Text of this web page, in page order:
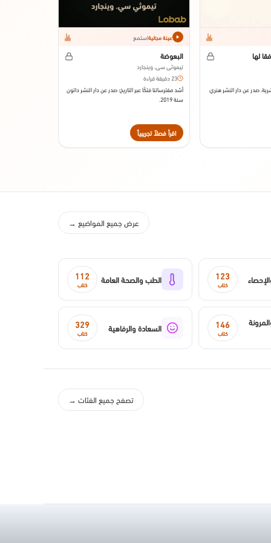
لها
صدر عن دار النشر هنري
عينة مجانيةاستمع
البعوضة
تيموثي سي. وينجارد
23 دقيقة قراءة
أشد مفترساتنا فتكًا عبر التاريخ؛ صدر عن دار النشر داتون
سنة 2019.
اقرأ فصلاً تجريبياً
عرض جميع المواضيع →
123
كتاب الطب والصحة العامة 112
كتاب
146
كتاب السعادة والرفاهية 329
كتاب
تصفح جميع الفئات →